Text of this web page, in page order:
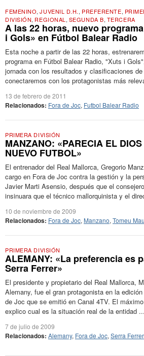
FEMENINO,JUVENIL D.H., PREFERENTE,
DIVISIÓN, REGIONAL , SEGUNDA B, TERCERA
A las 22 horas, nuevo
i Gols» en Fútbol Balear Radio
Esta noche a partir de las 22 horas,
programa en Fútbol Balear Radio, "Xuts i
jornada con los resultados y clasificaciones
conectaremos con los protagonistas más
13 de febrero de 2011
Relacionados: Fora de Joc, Futbol Balear Radio
PRIMERA DIVISIÓN
MANZANO: «PARECIA EL
NUEVO FUTBOL»
El entrenador del Real Mallorca, Gregorio
cargo en Fora de Joc contra la gestión y la
Javier Marti Asensio, después que el
insinuara que el técnico mallorquinista y el
10 de noviembre de 2009
Relacionados: Fora de Joc, Manzano, Tomeu
PRIMERA DIVISIÓN
ALEMANY: «La preferencia es
Serra Ferrer»
El presidente y propietario del Real Mallorca,
Alemany, fue el gran protagonista en la
de Joc que se emitió en Canal 4TV. El
explico cual es la situación real de la entidad ...
7 de julio de 2009
Relacionados: Alemany, Fora de Joc, Serra Ferrer